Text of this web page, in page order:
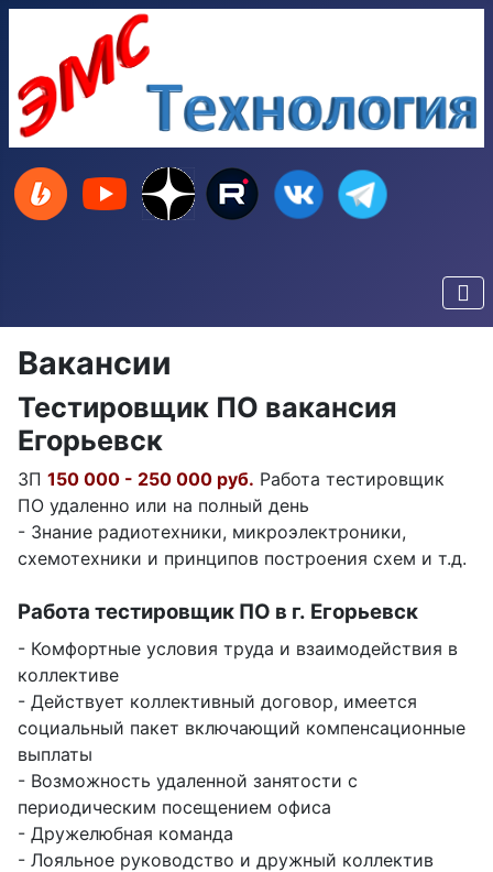
Вакансии
Тестировщик ПО вакансия
Егорьевск
ЗП 150 000 - 250 000 руб. Работа тестировщик
ПО удаленно или на полный день
- Знание радиотехники, микроэлектроники,
схемотехники и принципов построения схем и т.д.
Работа тестировщик ПО в г. Егорьевск
- Комфортные условия труда и взаимодействия в
коллективе
- Действует коллективный договор, имеется
социальный пакет включающий компенсационные
выплаты
- Возможность удаленной занятости с
периодическим посещением офиса
- Дружелюбная команда
- Лояльное руководство и дружный коллектив